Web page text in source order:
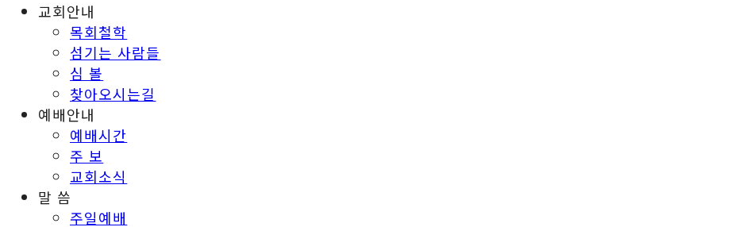
교회안내
목회철학
섬기는 사람들
심 볼
찾아오시는길
예배안내
예배시간
주 보
교회소식
말 씀
주일예배